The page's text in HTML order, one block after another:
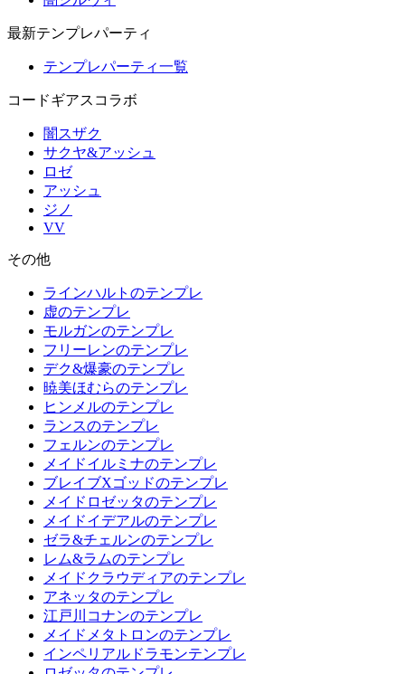
最新テンプレパーティ
テンプレパーティ一覧
コードギアスコラボ
闇スザク
サクヤ&アッシュ
ロゼ
アッシュ
ジノ
VV
その他
ラインハルトのテンプレ
虚のテンプレ
モルガンのテンプレ
フリーレンのテンプレ
デク&爆豪のテンプレ
暁美ほむらのテンプレ
ヒンメルのテンプレ
ランスのテンプレ
フェルンのテンプレ
メイドイルミナのテンプレ
ブレイブXゴッドのテンプレ
メイドロゼッタのテンプレ
メイドイデアルのテンプレ
ゼラ&チェルンのテンプレ
レム&ラムのテンプレ
メイドクラウディアのテンプレ
アネッタのテンプレ
江戸川コナンのテンプレ
メイドメタトロンのテンプレ
インペリアルドラモンテンプレ